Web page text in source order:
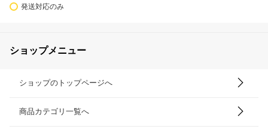
発送対応のみ
ショップメニュー
ショップのトップページへ
商品カテゴリ一覧へ